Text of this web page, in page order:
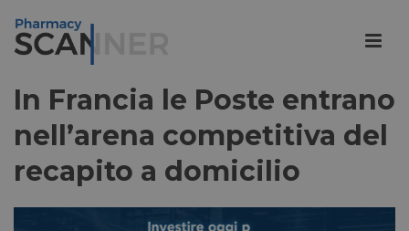
In Francia le Poste entrano
nell’arena competitiva del
recapito a domicilio